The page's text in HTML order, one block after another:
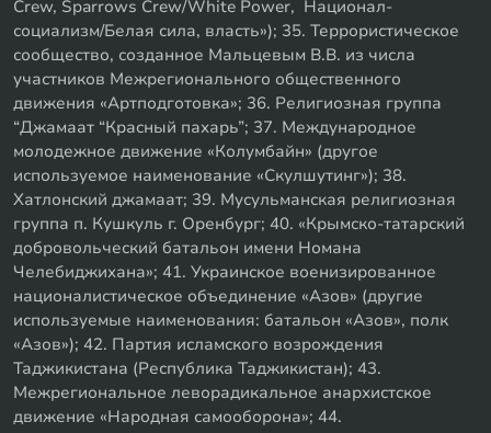
Crew, Sparrows Crew/White Power, Национал-
социализм/Белая сила, власть»); 35. Террористическое
сообщество, созданное Мальцевым В.В. из числа
участников Межрегионального общественного
движения «Артподготовка»; 36. Религиозная группа
“Джамаат “Красный пахарь”; 37. Международное
молодежное движение «Колумбайн» (другое
используемое наименование «Скулшутинг»); 38.
Хатлонский джамаат; 39. Мусульманская религиозная
группа п. Кушкуль г. Оренбург; 40. «Крымско-татарский
добровольческий батальон имени Номана
Челебиджихана»; 41. Украинское военизированное
националистическое объединение «Азов» (другие
используемые наименования: батальон «Азов», полк
«Азов»); 42. Партия исламского возрождения
Таджикистана (Республика Таджикистан); 43.
Межрегиональное леворадикальное анархистское
движение «Народная самооборона»; 44.